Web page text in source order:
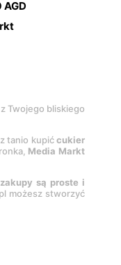
AGD
Twojego bliskiego
tanio kupićcukier
Media Markt
zakupy są proste i
możesz stworzyć